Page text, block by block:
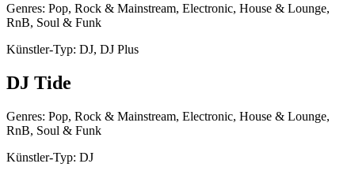
Genres: Pop, Rock & Mainstream, Electronic, House & Lounge,
RnB, Soul & Funk
Künstler-Typ: DJ, DJ Plus
DJ Tide
Genres: Pop, Rock & Mainstream, Electronic, House & Lounge,
RnB, Soul & Funk
Künstler-Typ: DJ